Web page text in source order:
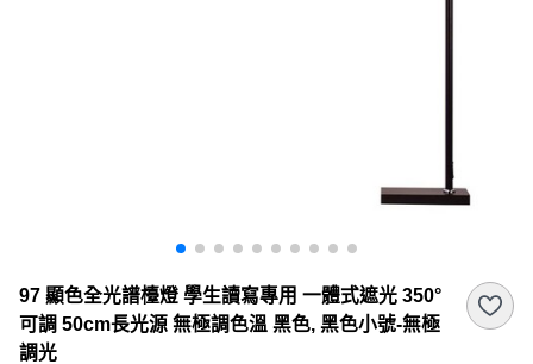
97 顯色全光譜檯燈 學生讀寫專用 一體式遮光 350°
可調 50cm長光源 無極調色溫 黑色, 黑色小號-無極
調光